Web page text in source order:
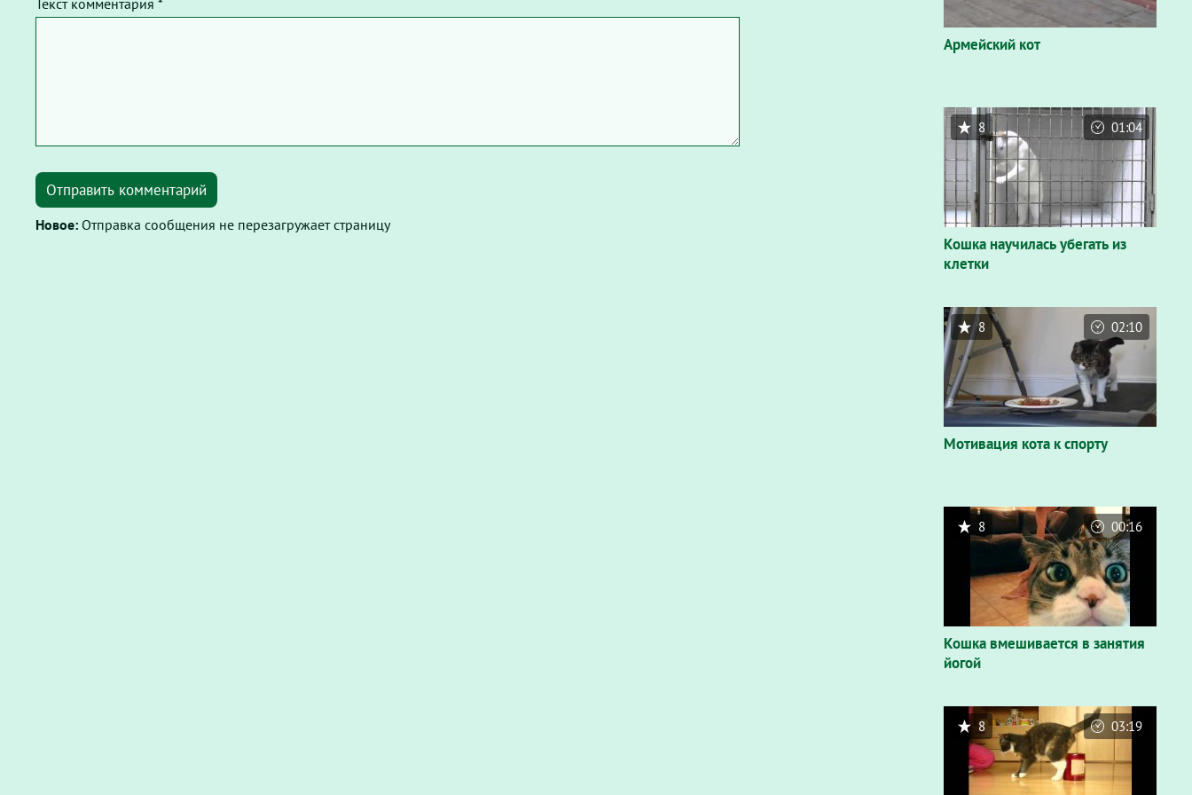
Текст комментария *
Отправить комментарий
Новое: Отправка сообщения не перезагружает страницу
Армейский кот
Кошка научилась убегать из
клетки
8 01:04
Мотивация кота к спорту
8 02:10
Кошка вмешивается в занятия
йогой
8 00:16
8 03:19